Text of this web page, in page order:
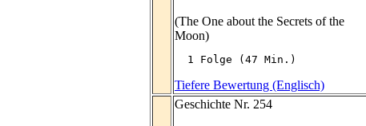
(The One about the Secrets of the
Moon)
  1 Folge (47 Min.)
Tiefere Bewertung (Englisch)
Geschichte Nr. 254